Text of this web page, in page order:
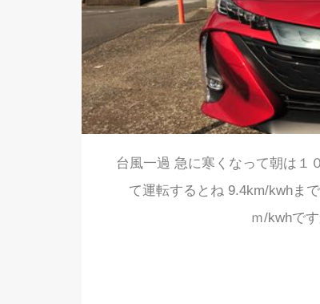
台風一過 急に寒くなって朝は
て運転するとね 9.4km/kwhま
ｍ/kwhで